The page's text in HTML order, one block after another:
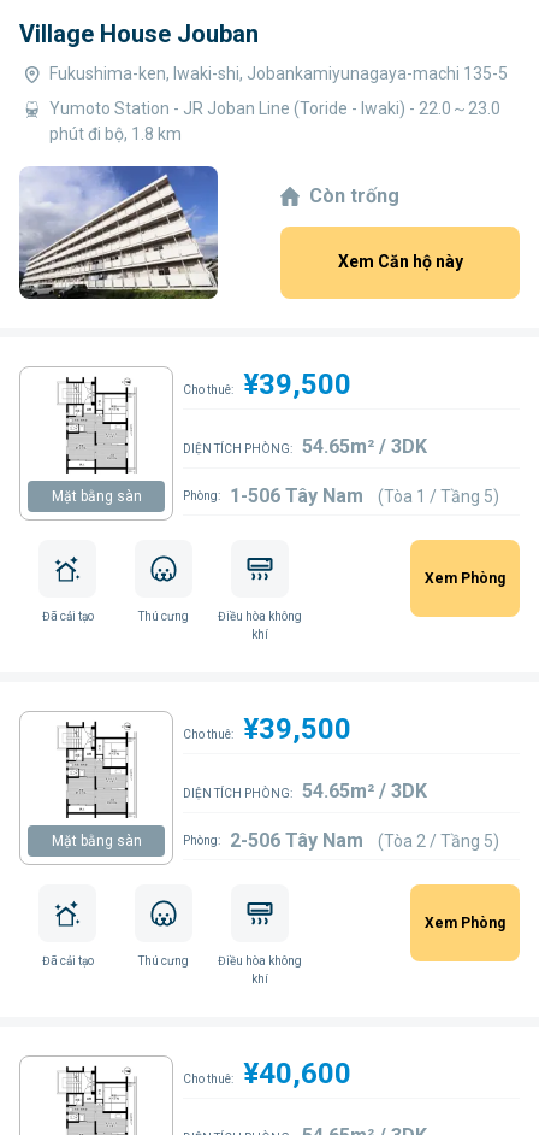
Village House Jouban
Fukushima-ken, Iwaki-shi, Jobankamiyunagaya-machi 135-5
Yumoto Station - JR Joban Line (Toride - Iwaki) - 22.0～23.0
phút đi bộ, 1.8 km
Còn trống
Xem Căn hộ này
Mặt bằng sàn
Cho thuê: ¥39,500
DIỆN TÍCH PHÒNG: 54.65m² / 3DK
Phòng: 1-506 Tây Nam (Tòa 1 / Tầng 5)
Đã cải tạo Thú cưng
Điều hòa không
khí
Xem Phòng
Mặt bằng sàn
Cho thuê: ¥39,500
DIỆN TÍCH PHÒNG: 54.65m² / 3DK
Phòng: 2-506 Tây Nam (Tòa 2 / Tầng 5)
Đã cải tạo Thú cưng
Điều hòa không
khí
Xem Phòng
Cho thuê: ¥40,600